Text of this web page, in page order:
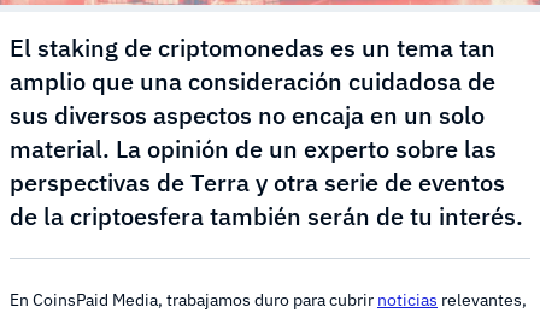
El staking de criptomonedas es un tema tan
amplio que una consideración cuidadosa de
sus diversos aspectos no encaja en un solo
material. La opinión de un experto sobre las
perspectivas de Terra y otra serie de eventos
de la criptoesfera también serán de tu interés.
En CoinsPaid Media, trabajamos duro para cubrir noticias relevantes,